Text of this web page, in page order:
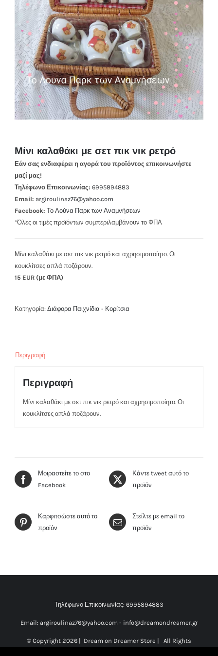
Μίνι καλαθάκι με σετ πικ νικ ρετρό
Εάν σας ενδιαφέρει η αγορά του προϊόντος επικοινωνήστε
μαζί μας!
Τηλέφωνο Επικοινωνίας: 6995894883
Email: argiroulinaz76@yahoo.com
Facebook: Το Λούνα Παρκ των Αναμνήσεων
*Όλες οι τιμές προϊόντων συμπεριλαμβάνουν το ΦΠΑ
Μίνι καλαθάκι με σετ πικ νικ ρετρό και αχρησιμοποίητο. Οι
κουκλίτσες απλά ποζάρουν.
15 EUR (με ΦΠΑ)
Κατηγορία: Διάφορα Παιχνίδια - Κορίτσια
Περιγραφή
Περιγραφή
Μίνι καλαθάκι με σετ πικ νικ ρετρό και αχρησιμοποίητο. Οι
κουκλίτσες απλά ποζάρουν.
Μοιραστείτε το στο
Facebook
Κάντε tweet αυτό το
προϊόν
Καρφιτσώστε αυτό το
προϊόν
Στείλτε με email το
προϊόν
Τηλέφωνο Επικοινωνίας: 6995894883
Email: argiroulinaz76@yahoo.com - info@dreamondreamer.gr
© Copyright 2026 | Dream on Dreamer Store | All Rights